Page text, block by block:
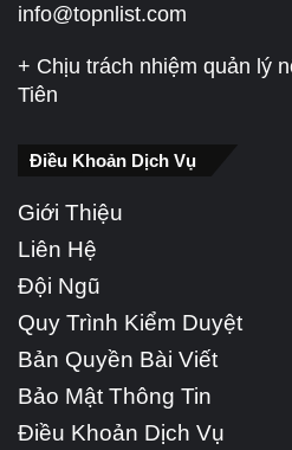
info@topnlist.com
+ Chịu trách nhiệm quản lý
Tiên
Điều Khoản Dịch Vụ
Giới Thiệu
Liên Hệ
Đội Ngũ
Quy Trình Kiểm Duyệt
Bản Quyền Bài Viết
Bảo Mật Thông Tin
Điều Khoản Dịch Vụ